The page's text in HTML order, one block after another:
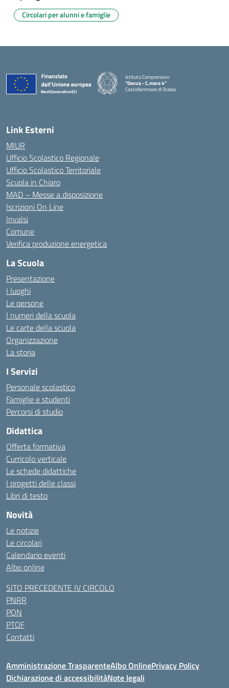
Circolari per alunni e famiglie
Istituto Comprensivo
"Denza - C.mare 4"
Castellammare di Stabia
Link Esterni
MIUR
Ufficio Scolastico Regionale
Ufficio Scolastico Territoriale
Scuola in Chiaro
MAD – Messe a disposizione
Iscrizioni On Line
Invalsi
Comune
Verifica produzione energetica
La Scuola
Presentazione
I luoghi
Le persone
I numeri della scuola
Le carte della scuola
Organizzazione
La storia
I Servizi
Personale scolastico
Famiglie e studenti
Percorsi di studio
Didattica
Offerta formativa
Curricolo verticale
Le schede didattiche
I progetti delle classi
Libri di testo
Novità
Le notizie
Le circolari
Calendario eventi
Albo online
SITO PRECEDENTE IV CIRCOLO
PNRR
PON
PTOF
Contatti
Amministrazione TrasparenteAlbo OnlinePrivacy Policy
Dichiarazione di accessibilitàNote legali